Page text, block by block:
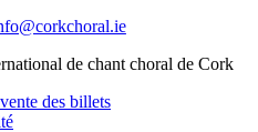
de chant choral de Cork
des billets